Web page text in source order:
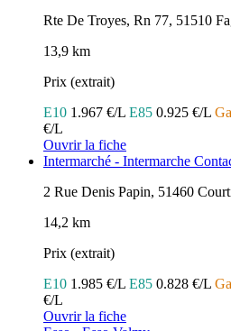
Rte De Troyes, Rn 77, 51510
13,9 km
Prix (extrait)
E10 1.967 €/L E85 0.925 €/L
€/L
Ouvrir la fiche
Intermarché - Intermarche
2 Rue Denis Papin, 51460
14,2 km
Prix (extrait)
E10 1.985 €/L E85 0.828 €/L
€/L
Ouvrir la fiche